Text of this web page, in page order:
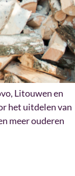
Litouwen en
het uitdelen van
meer ouderen